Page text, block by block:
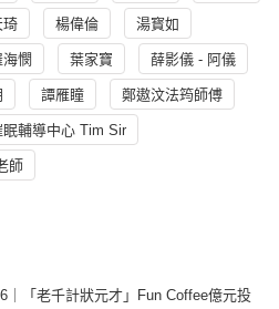
琦 楊偉倫 湯寳如
海憫 葉家寶 薛影儀 - 阿儀
譚雁瞳 鄭遨汶法筠師傅
眠輔導中心 Tim Sir
師
｜「老千計狀元才」Fun Coffee億元投